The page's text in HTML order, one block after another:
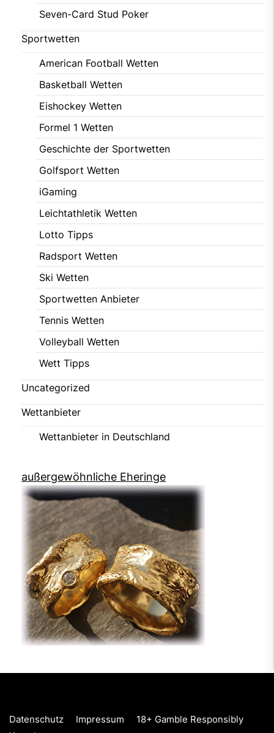
Seven-Card Stud Poker
Sportwetten
American Football Wetten
Basketball Wetten
Eishockey Wetten
Formel 1 Wetten
Geschichte der Sportwetten
Golfsport Wetten
iGaming
Leichtathletik Wetten
Lotto Tipps
Radsport Wetten
Ski Wetten
Sportwetten Anbieter
Tennis Wetten
Volleyball Wetten
Wett Tipps
Uncategorized
Wettanbieter
Wettanbieter in Deutschland
außergewöhnliche Eheringe
Datenschutz Impressum
18+ Gamble Responsibly